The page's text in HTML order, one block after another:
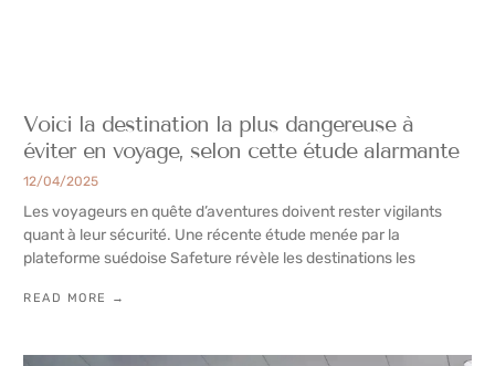
Voici la destination la plus dangereuse à
éviter en voyage, selon cette étude alarmante
12/04/2025
Les voyageurs en quête d’aventures doivent rester vigilants
quant à leur sécurité. Une récente étude menée par la
plateforme suédoise Safeture révèle les destinations les
READ MORE →